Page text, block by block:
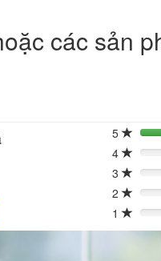
các sản
5
4
0%
3
0%
2
0%
1
0%